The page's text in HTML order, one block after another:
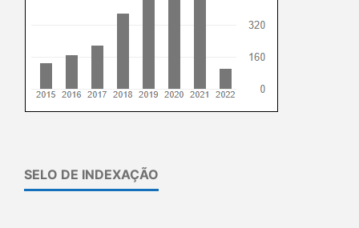
SELO DE INDEXAÇÃO